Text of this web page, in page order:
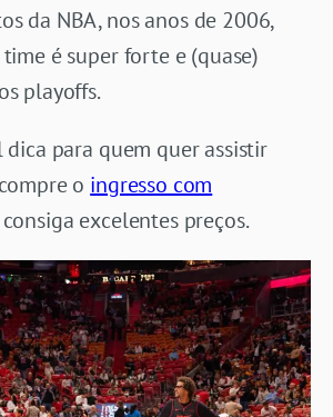
da NBA, nos anos de 2006,
é super forte e (quase)
playoffs.
para quem quer assistir
o ingresso com
excelentes preços.